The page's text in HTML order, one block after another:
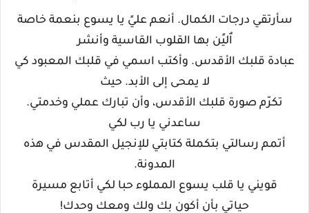
سأرتقي درجات الكمال. أنعم عليً يا يسوع بنعمة خاصة
اٌليًن بها القلوب القاسية وأنشر
عبادة قلبك الأقدس. وأكتب اسمي في قلبك المعبود كي
لا يمحى إلى الأبد. حيث
تكرّم صورة قلبك الأقدس، وأن تبارك عملي وخدمتي.
ساعدني يا رب لكي
أتمم رسالتي بتكملة كتابتي للإنجيل المقدس في هذه
المدونة.
قويني يا قلب يسوع المملوء حبا لكي أتابع مسيرة
حياتي بأن أكون بك ولك ومعك وحدك!